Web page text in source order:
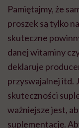
Pamiętajmy, że
proszek są tylko
skuteczne
danej witaminy
deklaruje
przyswajalnej itd.
skuteczności
ważniejsze jest,
suplementację.